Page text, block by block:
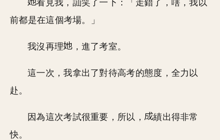
看見我，訕笑了一下：「走錯了，嗐，我以
前都是在這個考場。」
我沒再理 ，進了考室。
這一次，我拿出了對待高考的態度，全力以
赴。
因為這次考試很重要，所以，
績出得非常
快。